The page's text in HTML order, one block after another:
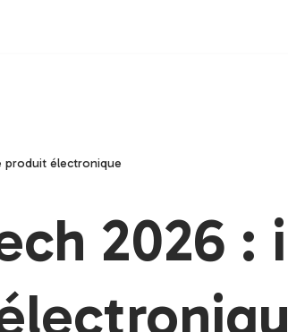
produit électronique
2026 :